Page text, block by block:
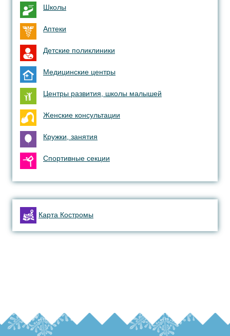
Школы
Аптеки
Детские поликлиники
Медицинские центры
Центры развития, школы малышей
Женские консультации
Кружки, занятия
Спортивные секции
Карта Костромы